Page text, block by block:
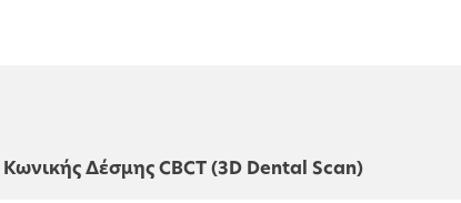
Δέσμης CBCT (3D Dental Scan)